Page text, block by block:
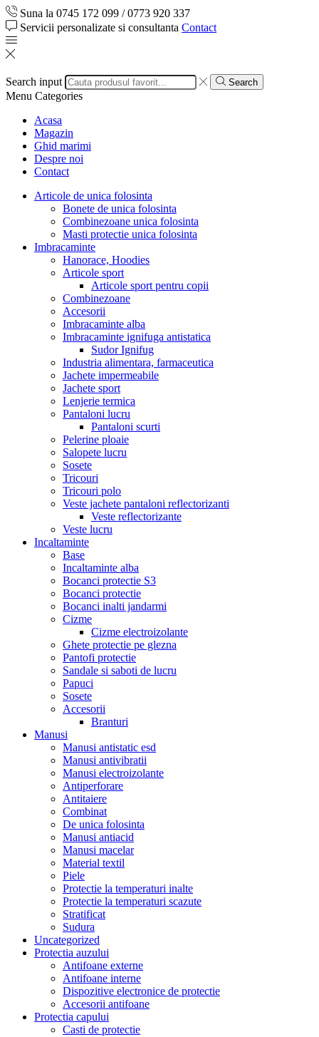
Suna la 0745 172 099 / 0773 920 337
Servicii personalizate si consultanta Contact
Search input Search
Menu Categories
Acasa
Magazin
Ghid marimi
Despre noi
Contact
Articole de unica folosinta
Bonete de unica folosinta
Combinezoane unica folosinta
Masti protectie unica folosinta
Imbracaminte
Hanorace, Hoodies
Articole sport
Articole sport pentru copii
Combinezoane
Accesorii
Imbracaminte alba
Imbracaminte ignifuga antistatica
Sudor Ignifug
Industria alimentara, farmaceutica
Jachete impermeabile
Jachete sport
Lenjerie termica
Pantaloni lucru
Pantaloni scurti
Pelerine ploaie
Salopete lucru
Sosete
Tricouri
Tricouri polo
Veste jachete pantaloni reflectorizanti
Veste reflectorizante
Veste lucru
Incaltaminte
Base
Incaltaminte alba
Bocanci protectie S3
Bocanci protectie
Bocanci inalti jandarmi
Cizme
Cizme electroizolante
Ghete protectie pe glezna
Pantofi protectie
Sandale si saboti de lucru
Papuci
Sosete
Accesorii
Branturi
Manusi
Manusi antistatic esd
Manusi antivibratii
Manusi electroizolante
Antiperforare
Antitaiere
Combinat
De unica folosinta
Manusi antiacid
Manusi macelar
Material textil
Piele
Protectie la temperaturi inalte
Protectie la temperaturi scazute
Stratificat
Sudura
Uncategorized
Protectia auzului
Antifoane externe
Antifoane interne
Dispozitive electronice de protectie
Accesorii antifoane
Protectia capului
Casti de protectie